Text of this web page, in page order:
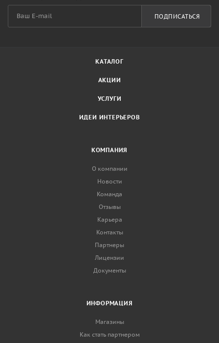
ПОДПИСАТЬСЯ
КАТАЛОГ
АКЦИИ
УСЛУГИ
ИДЕИ ИНТЕРЬЕРОВ
КОМПАНИЯ
О компании
Новости
Команда
Отзывы
Карьера
Контакты
Партнеры
Лицензии
Документы
ИНФОРМАЦИЯ
Магазины
Как стать партнером